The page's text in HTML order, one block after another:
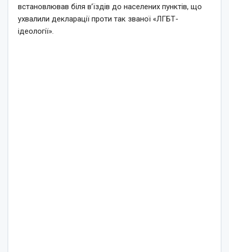
встановлював біля в’їздів до населених пунктів, що
ухвалили декларації проти так званої «ЛГБТ-
ідеології».